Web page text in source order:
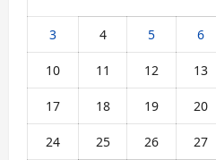
3 4 5 6
10 11 12 13
17 18 19 20
24 25 26 27